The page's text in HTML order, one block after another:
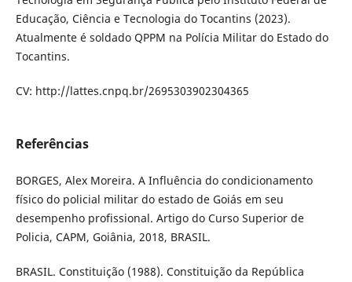
Educação, Ciência e Tecnologia do Tocantins (2023).
Atualmente é soldado QPPM na Polícia Militar do Estado do
Tocantins.
CV: http://lattes.cnpq.br/2695303902304365
Referências
BORGES, Alex Moreira. A Influência do condicionamento
físico do policial militar do estado de Goiás em seu
desempenho profissional. Artigo do Curso Superior de
Policia, CAPM, Goiânia, 2018, BRASIL.
BRASIL. Constituição (1988). Constituição da República